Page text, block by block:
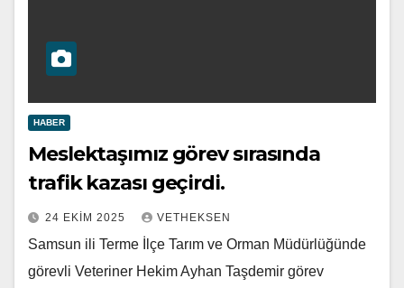
HABER
Meslektaşımız görev sırasında
trafik kazası geçirdi.
24 EKIM 2025 VETHEKSEN
Samsun ili Terme İlçe Tarım ve Orman Müdürlüğünde
görevli Veteriner Hekim Ayhan Taşdemir görev